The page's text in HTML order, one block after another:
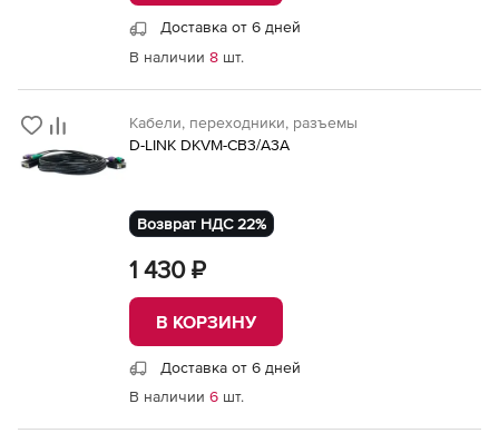
Доставка от 6 дней
В наличии 8 шт.
Кабели, переходники, разъемы
D-LINK DKVM-CB3/A3A
Возврат НДС 22%
1 430 ₽
В КОРЗИНУ
Доставка от 6 дней
В наличии 6 шт.